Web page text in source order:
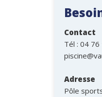
Contact
Tél : 04 76
Adresse
Pôle